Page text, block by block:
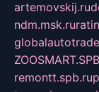
artemovskij.ru
ndm.msk.ru
remontt.spb.ru